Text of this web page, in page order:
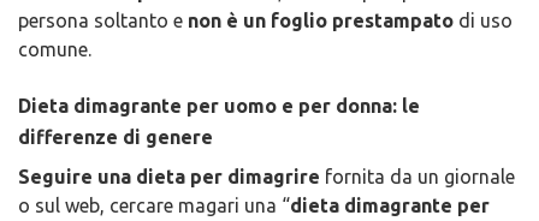
persona soltanto e non è un foglio prestampato di uso
comune.
Dieta dimagrante per uomo e per donna: le
differenze di genere
Seguire una dieta per dimagrire fornita da un giornale
o sul web, cercare magari una “dieta dimagrante per